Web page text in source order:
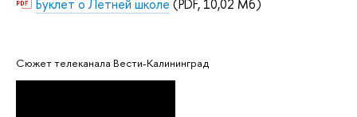
Буклет о Летней школе (PDF, 10,02 Мб)
Сюжет телеканала Вести-Калининград